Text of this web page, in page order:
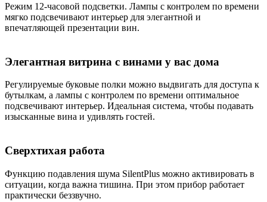
Режим 12-часовой подсветки. Лампы с контролем по времени
мягко подсвечивают интерьер для элегантной и
впечатляющей презентации вин.
Элегантная витрина с винами у вас дома
Регулируемые буковые полки можно выдвигать для доступа к
бутылкам, а лампы с контролем по времени оптимальное
подсвечивают интерьер. Идеальная система, чтобы подавать
изысканные вина и удивлять гостей.
Сверхтихая работа
Функцию подавления шума SilentPlus можно активировать в
ситуации, когда важна тишина. При этом прибор работает
практически беззвучно.